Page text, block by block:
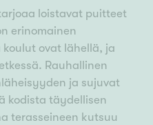
loistavat puitteet
erinomainen
koulut ovat lähellä, ja
Rauhallinen
ja sujuvat
kodista täydellisen
terasseineen kutsuu